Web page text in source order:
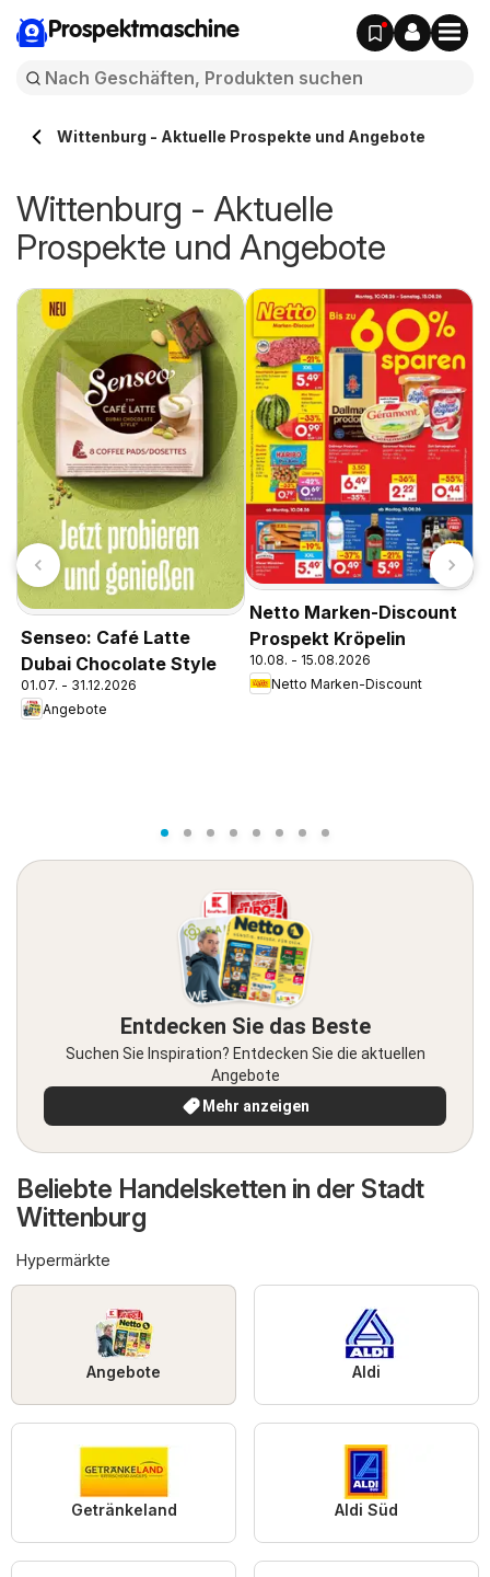
Prospektmaschine
Wittenburg - Aktuelle Prospekte und Angebote
Wittenburg - Aktuelle
Prospekte und Angebote
Senseo: Café Latte
Dubai Chocolate Style
01.07. - 31.12.2026
Angebote
Netto Marken-Discount
Prospekt Kröpelin
10.08. - 15.08.2026
Netto Marken-Discount
Entdecken Sie das Beste
Suchen Sie Inspiration? Entdecken Sie die aktuellen
Angebote
Mehr anzeigen
Beliebte Handelsketten in der Stadt
Wittenburg
Hypermärkte
Angebote Aldi
Getränkeland Aldi Süd